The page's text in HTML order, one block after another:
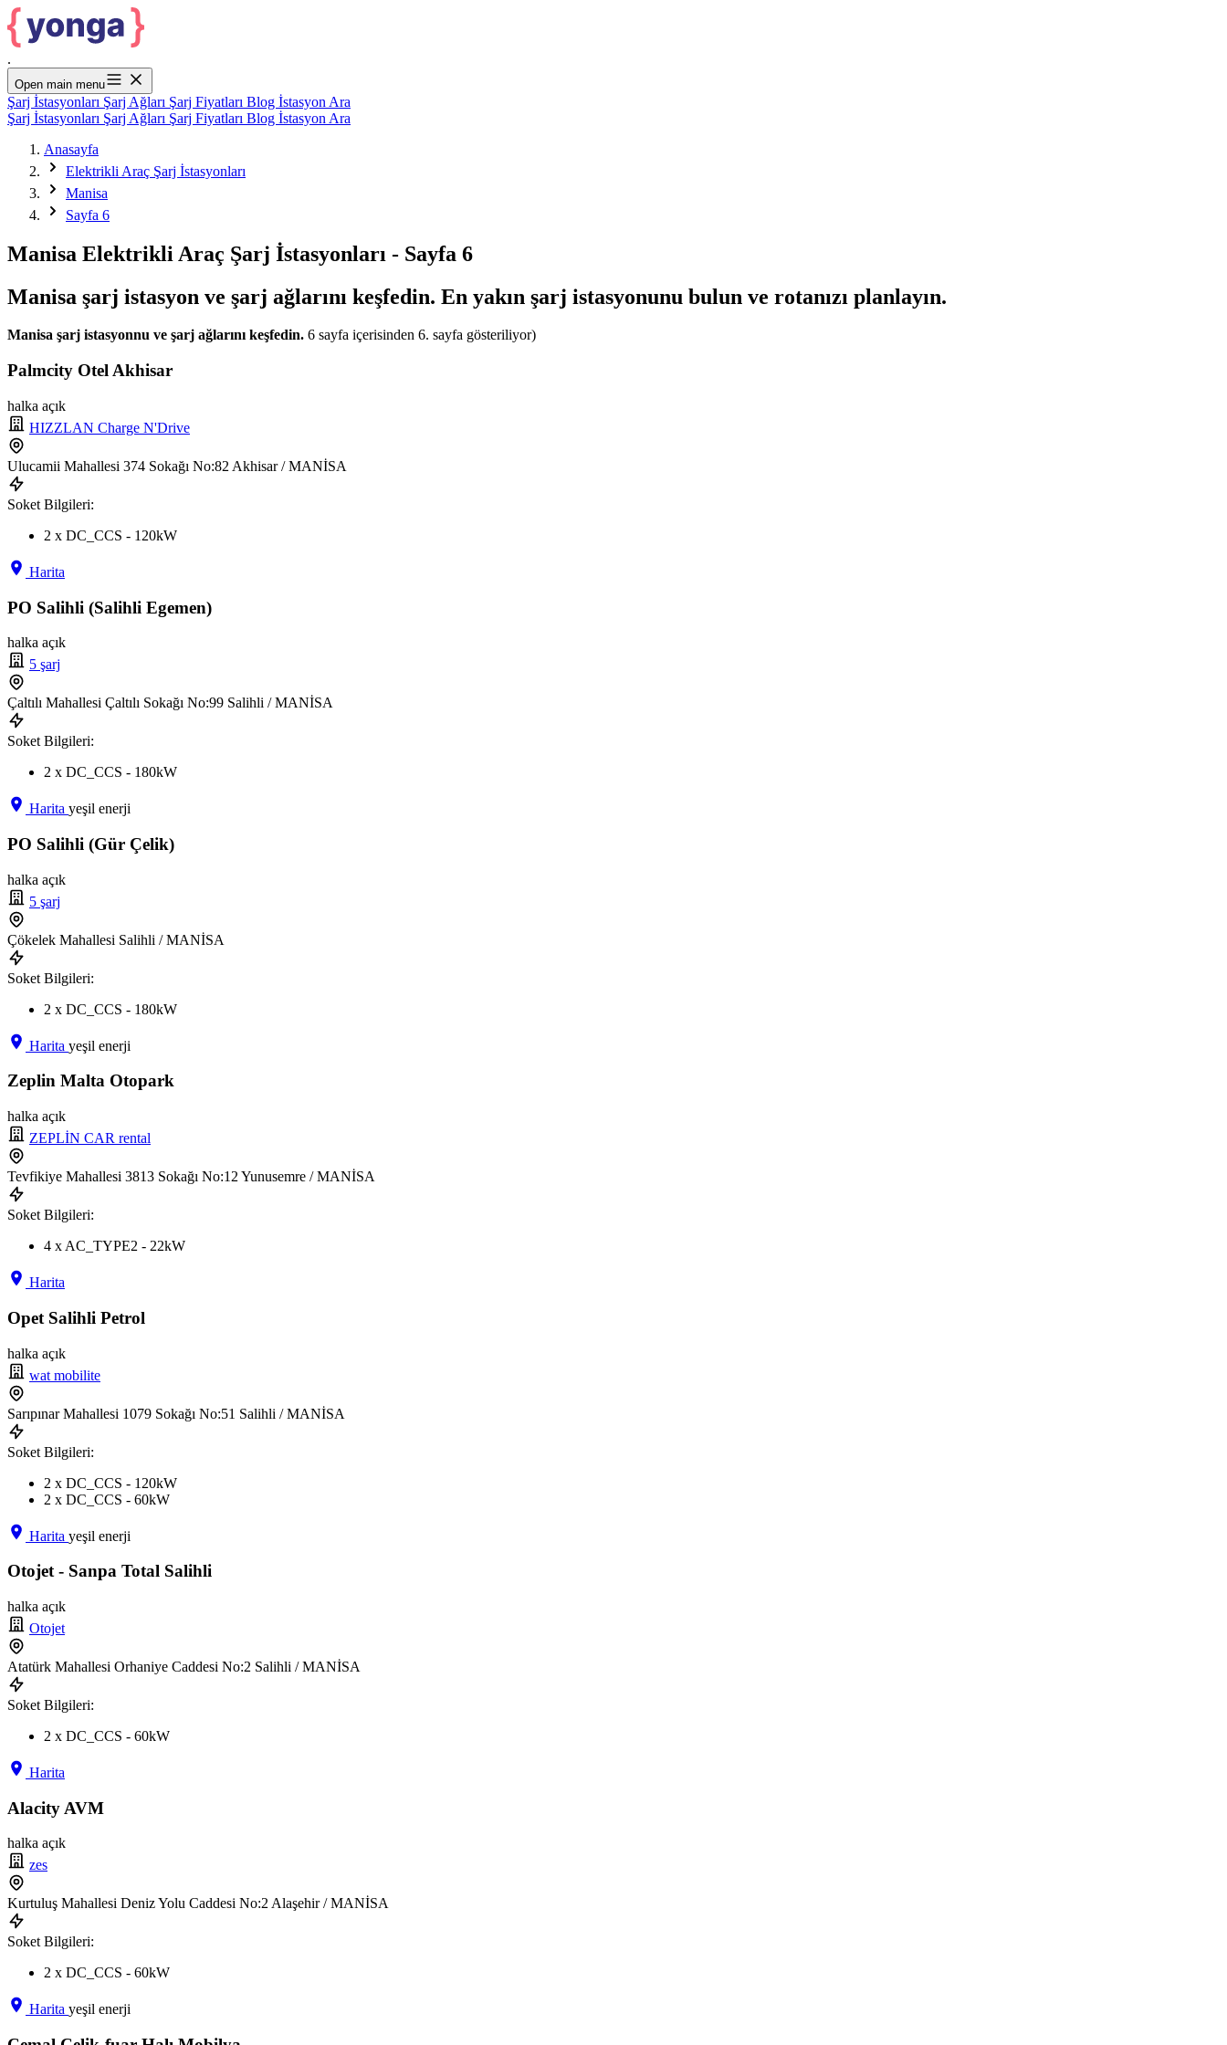
.
Open main menu
Şarj İstasyonları Şarj Ağları Şarj Fiyatları Blog İstasyon Ara
Şarj İstasyonları Şarj Ağları Şarj Fiyatları Blog İstasyon Ara
Anasayfa
Elektrikli Araç Şarj İstasyonları
Manisa
Sayfa 6
Manisa Elektrikli Araç Şarj İstasyonları - Sayfa 6
Manisa şarj istasyon ve şarj ağlarını keşfedin. En yakın şarj istasyonunu bulun ve rotanızı planlayın.
Manisa şarj istasyonnu ve şarj ağlarını keşfedin. 6 sayfa içerisinden 6. sayfa gösteriliyor)
Palmcity Otel Akhisar
halka açık
HIZZLAN Charge N'Drive
Ulucamii Mahallesi 374 Sokağı No:82 Akhisar / MANİSA
Soket Bilgileri:
2 x DC_CCS - 120kW
Harita
PO Salihli (Salihli Egemen)
halka açık
5 şarj
Çaltılı Mahallesi Çaltılı Sokağı No:99 Salihli / MANİSA
Soket Bilgileri:
2 x DC_CCS - 180kW
Harita yeşil enerji
PO Salihli (Gür Çelik)
halka açık
5 şarj
Çökelek Mahallesi Salihli / MANİSA
Soket Bilgileri:
2 x DC_CCS - 180kW
Harita yeşil enerji
Zeplin Malta Otopark
halka açık
ZEPLİN CAR rental
Tevfikiye Mahallesi 3813 Sokağı No:12 Yunusemre / MANİSA
Soket Bilgileri:
4 x AC_TYPE2 - 22kW
Harita
Opet Salihli Petrol
halka açık
wat mobilite
Sarıpınar Mahallesi 1079 Sokağı No:51 Salihli / MANİSA
Soket Bilgileri:
2 x DC_CCS - 120kW
2 x DC_CCS - 60kW
Harita yeşil enerji
Otojet - Sanpa Total Salihli
halka açık
Otojet
Atatürk Mahallesi Orhaniye Caddesi No:2 Salihli / MANİSA
Soket Bilgileri:
2 x DC_CCS - 60kW
Harita
Alacity AVM
halka açık
zes
Kurtuluş Mahallesi Deniz Yolu Caddesi No:2 Alaşehir / MANİSA
Soket Bilgileri:
2 x DC_CCS - 60kW
Harita yeşil enerji